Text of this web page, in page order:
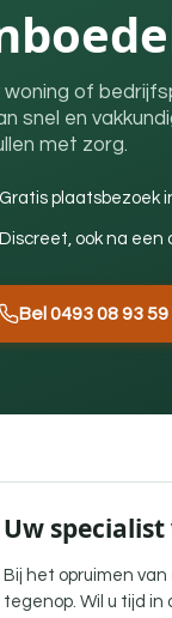
woning of
snel en
met zorg.
Gratis plaatsbezoek
Discreet, ook na een
Bel 0493 08 93 59
Uw
Bij het opruimen
tegenop. Wil u tijd